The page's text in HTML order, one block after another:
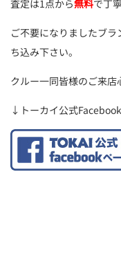
査定は1点から無料で丁
ご不要になりましたブ
ち込み下さい。
クルー一同皆様のご来店
↓トーカイ公式